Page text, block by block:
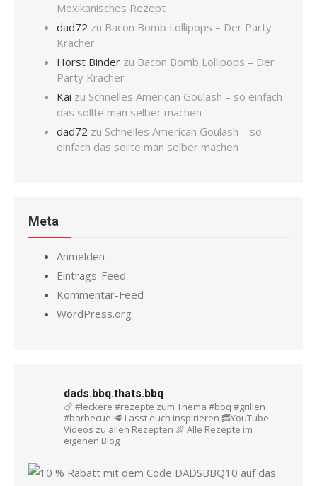
Mexikanisches Rezept
dad72 zu Bacon Bomb Lollipops – Der Party
Kracher
Horst Binder zu Bacon Bomb Lollipops – Der
Party Kracher
Kai zu Schnelles American Goulash – so einfach
das sollte man selber machen
dad72 zu Schnelles American Goulash – so
einfach das sollte man selber machen
Meta
Anmelden
Eintrags-Feed
Kommentar-Feed
WordPress.org
dads.bbq.thats.bbq
🍗 #leckere #rezepte zum Thema #bbq #grillen
#barbecue 🥩 Lasst euch inspirieren 🥓YouTube
Videos zu allen Rezepten 🍖 Alle Rezepte im
eigenen Blog